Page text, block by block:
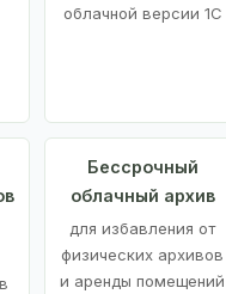
облачной версии 1С
Бессрочный
облачный архив
для избавления от
физических архивов
и аренды помещений